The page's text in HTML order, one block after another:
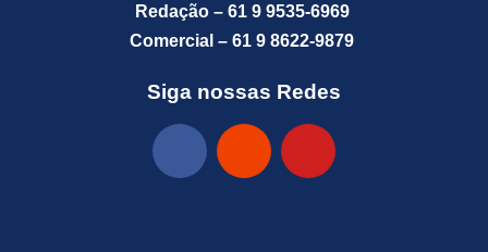
Redação – 61 9 9535-6969
Comercial – 61 9 8622-9879
Siga nossas Redes